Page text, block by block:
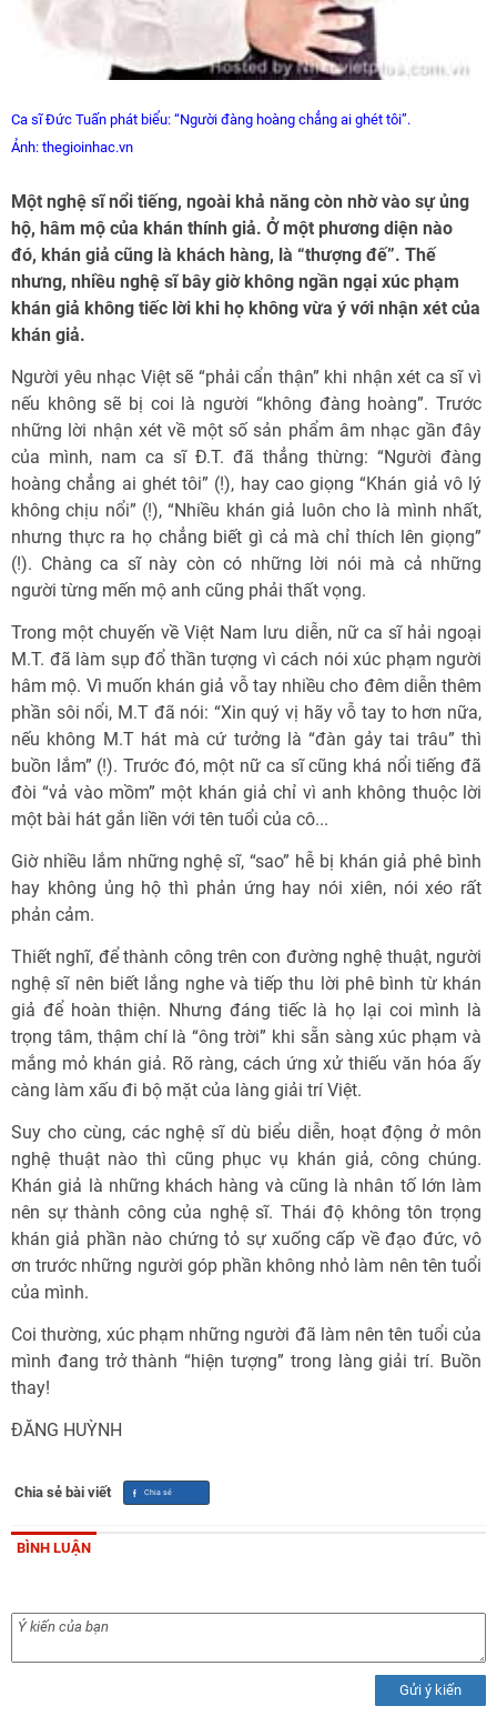
Ca sĩ Đức Tuấn phát biểu: “Người đàng hoàng chẳng ai ghét tôi”.
Ảnh: thegioinhac.vn
Một nghệ sĩ nổi tiếng, ngoài khả năng còn nhờ vào sự ủng
hộ, hâm mộ của khán thính giả. Ở một phương diện nào
đó, khán giả cũng là khách hàng, là “thượng đế”. Thế
nhưng, nhiều nghệ sĩ bây giờ không ngần ngại xúc phạm
khán giả không tiếc lời khi họ không vừa ý với nhận xét của
khán giả.
Người yêu nhạc Việt sẽ “phải cẩn thận” khi nhận xét ca sĩ vì
nếu không sẽ bị coi là người “không đàng hoàng”. Trước
những lời nhận xét về một số sản phẩm âm nhạc gần đây
của mình, nam ca sĩ Đ.T. đã thẳng thừng: “Người đàng
hoàng chẳng ai ghét tôi” (!), hay cao giọng “Khán giả vô lý
không chịu nổi” (!), “Nhiều khán giả luôn cho là mình nhất,
nhưng thực ra họ chẳng biết gì cả mà chỉ thích lên giọng”
(!). Chàng ca sĩ này còn có những lời nói mà cả những
người từng mến mộ anh cũng phải thất vọng.
Trong một chuyến về Việt Nam lưu diễn, nữ ca sĩ hải ngoại
M.T. đã làm sụp đổ thần tượng vì cách nói xúc phạm người
hâm mộ. Vì muốn khán giả vỗ tay nhiều cho đêm diễn thêm
phần sôi nổi, M.T đã nói: “Xin quý vị hãy vỗ tay to hơn nữa,
nếu không M.T hát mà cứ tưởng là “đàn gảy tai trâu” thì
buồn lắm” (!). Trước đó, một nữ ca sĩ cũng khá nổi tiếng đã
đòi “vả vào mồm” một khán giả chỉ vì anh không thuộc lời
một bài hát gắn liền với tên tuổi của cô...
Giờ nhiều lắm những nghệ sĩ, “sao” hễ bị khán giả phê bình
hay không ủng hộ thì phản ứng hay nói xiên, nói xéo rất
phản cảm.
Thiết nghĩ, để thành công trên con đường nghệ thuật, người
nghệ sĩ nên biết lắng nghe và tiếp thu lời phê bình từ khán
giả để hoàn thiện. Nhưng đáng tiếc là họ lại coi mình là
trọng tâm, thậm chí là “ông trời” khi sẵn sàng xúc phạm và
mắng mỏ khán giả. Rõ ràng, cách ứng xử thiếu văn hóa ấy
càng làm xấu đi bộ mặt của làng giải trí Việt.
Suy cho cùng, các nghệ sĩ dù biểu diễn, hoạt động ở môn
nghệ thuật nào thì cũng phục vụ khán giả, công chúng.
Khán giả là những khách hàng và cũng là nhân tố lớn làm
nên sự thành công của nghệ sĩ. Thái độ không tôn trọng
khán giả phần nào chứng tỏ sự xuống cấp về đạo đức, vô
ơn trước những người góp phần không nhỏ làm nên tên tuổi
của mình.
Coi thường, xúc phạm những người đã làm nên tên tuổi của
mình đang trở thành “hiện tượng” trong làng giải trí. Buồn
thay!
ĐĂNG HUỲNH
Chia sẻ bài viết
BÌNH LUẬN
Gửi ý kiến